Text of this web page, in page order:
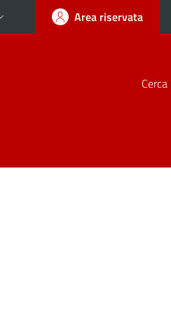
Area riservata
Cerca